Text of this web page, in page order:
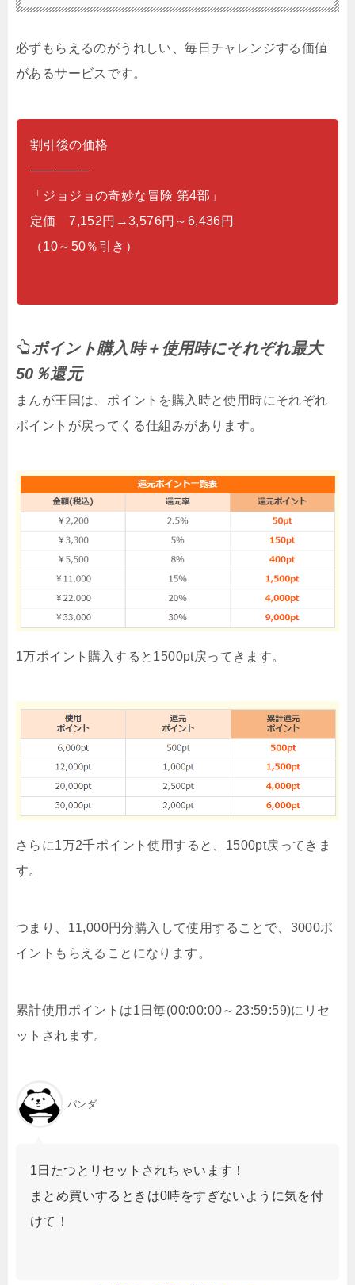
必ずもらえるのがうれしい、毎日チャレンジする価値
があるサービスです。
割引後の価格
————–
「ジョジョの奇妙な冒険 第4部」
定価 7,152円→3,576円～6,436円
（10～50％引き）
ポイント購入時＋使用時にそれぞれ最大
50％還元
まんが王国は、ポイントを購入時と使用時にそれぞれ
ポイントが戻ってくる仕組みがあります。
1万ポイント購入すると1500pt戻ってきます。
さらに1万2千ポイント使用すると、1500pt戻ってきま
す。
つまり、11,000円分購入して使用することで、3000ポ
イントもらえることになります。
累計使用ポイントは1日毎(00:00:00～23:59:59)にリセ
ットされます。
パンダ
1日たつとリセットされちゃいます！
まとめ買いするときは0時をすぎないように気を付
けて！